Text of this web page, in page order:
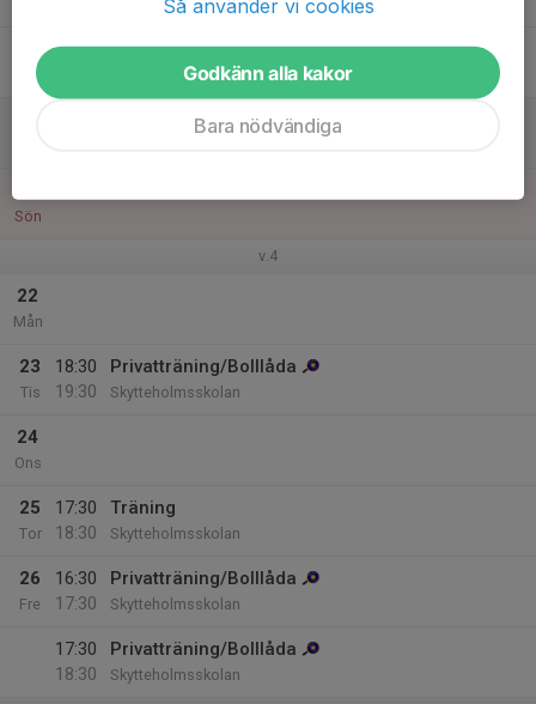
Skytteholmsskolan
17:30
Privatträning/Bolllåda
Skytteholmsskolan
Sön
v.4
22
Mån
23
Tis
18:30
19:30
Privatträning/Bolllåda
Skytteholmsskolan
24
Ons
25
Tor
17:30
18:30
Träning
Skytteholmsskolan
26
Fre
16:30
17:30
Privatträning/Bolllåda
Skytteholmsskolan
17:30
18:30
Privatträning/Bolllåda
Skytteholmsskolan
Så använder vi cookies
Godkänn alla kakor
Bara nödvändiga